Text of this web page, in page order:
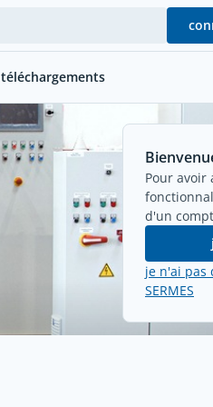
Pour avoir
d'un
je n'ai pas
SERMES
téléchargements